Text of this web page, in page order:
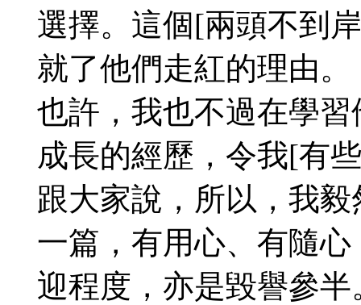
選擇。這個[兩頭不到
就了他們走紅的理由。
也許，我也不過在學
成長的經歷，令我[有
跟大家說，所以，我
一篇，有用心、有隨
迎程度，亦是毀譽參